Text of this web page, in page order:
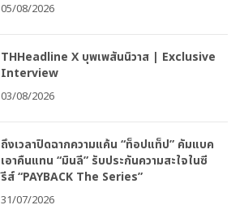
05/08/2026
THHeadline X บุพเพสันนิวาส | Exclusive
Interview
03/08/2026
ถึงเวลาปิดฉากความแค้น “ท็อปแท็ป” คัมแบค
เอาคืนแทน “มินลี” รับประกันความสะใจในซี
รีส์ “PAYBACK The Series”
31/07/2026